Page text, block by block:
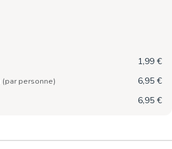
1,99 €
(par personne)
6,95 €
6,95 €